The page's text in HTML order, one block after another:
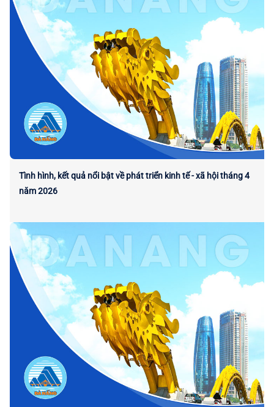
Tình hình, kết quả nổi bật về phát triển kinh tế - xã hội tháng 4
năm 2026